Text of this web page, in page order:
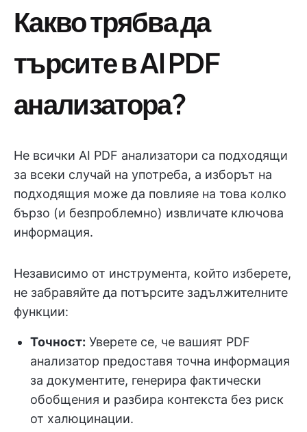
Какво трябва да
търсите в AI PDF
анализатора?
Не всички AI PDF анализатори са подходящи
за всеки случай на употреба, а изборът на
подходящия може да повлияе на това колко
бързо (и безпроблемно) извличате ключова
информация.
Независимо от инструмента, който изберете,
не забравяйте да потърсите задължителните
функции:
Точност: Уверете се, че вашият PDF
анализатор предоставя точна информация
за документите, генерира фактически
обобщения и разбира контекста без риск
от халюцинации.